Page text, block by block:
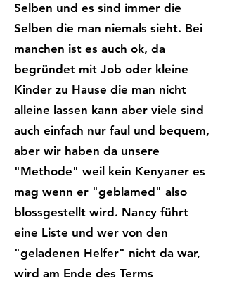
Selben und es sind immer die
Selben die man niemals sieht. Bei
manchen ist es auch ok, da
begründet mit Job oder kleine
Kinder zu Hause die man nicht
alleine lassen kann aber viele sind
auch einfach nur faul und bequem,
aber wir haben da unsere
"Methode" weil kein Kenyaner es
mag wenn er "geblamed" also
blossgestellt wird. Nancy führt
eine Liste und wer von den
"geladenen Helfer" nicht da war,
wird am Ende des Terms